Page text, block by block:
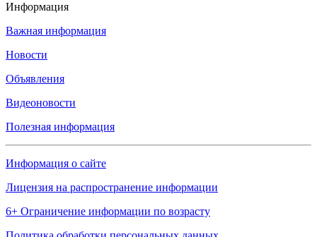
Информация
Важная информация
Новости
Объявления
Видеоновости
Полезная информация
Информация о сайте
Лицензия на распространение информации
6+ Ограничение информации по возрасту